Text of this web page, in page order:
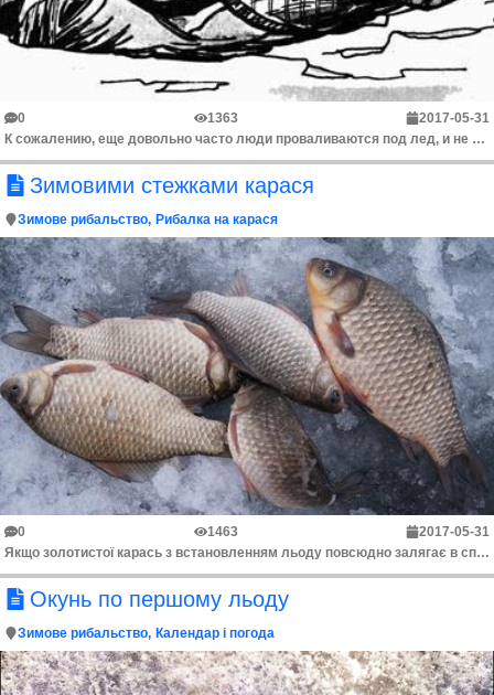
0 1363
2017-05-31
К сожалению, еще довольно часто люди проваливаются под лед, и не всегда это кончается для них благополучно. В таких ситуациях обычно оказываются рыбол...
Зимовими стежками карася
Зимове рибальство Рибалка на карася
0 1463
2017-05-31
Якщо золотистої карась з встановленням льоду повсюдно залягає в сплячку, то срібний карась в деяких водоймах продовжує залишатися активним. При певном...
Окунь по першому льоду
Зимове рибальство Календар і погода